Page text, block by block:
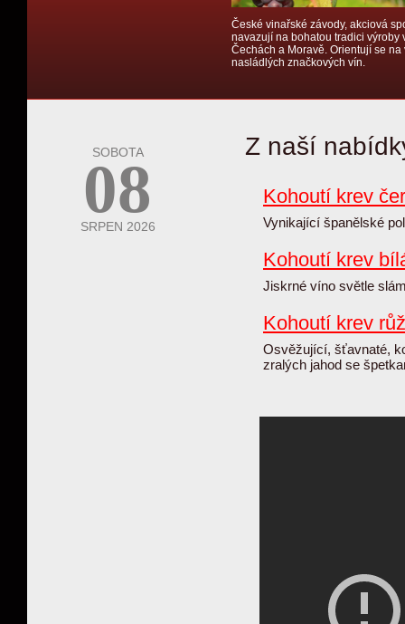
České vinařské závody, akciová
navazují na bohatou tradici výroby
Čechách a Moravě. Orientují se na
nasládlých značkových vín.
SOBOTA
08
SRPEN 2026
Z naší
Kohoutí krev
Vynikající španělské
Kohoutí krev
Jiskrné víno světle
Kohoutí krev
Osvěžující, šťavnaté,
zralých jahod se